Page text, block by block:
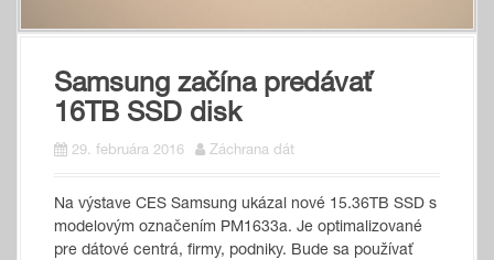
Samsung začína predávať
16TB SSD disk
29. februára 2016 Záchrana dát
Na výstave CES Samsung ukázal nové 15.36TB SSD s
modelovým označením PM1633a. Je optimalizované
pre dátové centrá, firmy, podniky. Bude sa používať